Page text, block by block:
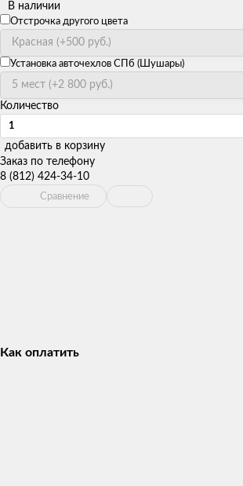
В наличии
Отстрочка другого цвета
Установка авточехлов СПб (Шушары)
Количество
добавить в корзину
Заказ по телефону
8 (812) 424-34-10
Сравнение
Как оплатить